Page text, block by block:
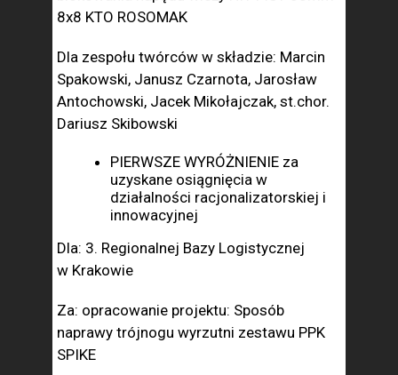
8x8 KTO ROSOMAK
Dla zespołu twórców w składzie: Marcin
Spakowski, Janusz Czarnota, Jarosław
Antochowski, Jacek Mikołajczak, st.chor.
Dariusz Skibowski
PIERWSZE WYRÓŻNIENIE za
uzyskane osiągnięcia w
działalności racjonalizatorskiej i
innowacyjnej
Dla: 3. Regionalnej Bazy Logistycznej
w Krakowie
Za: opracowanie projektu: Sposób
naprawy trójnogu wyrzutni zestawu PPK
SPIKE